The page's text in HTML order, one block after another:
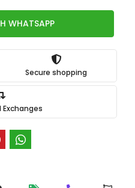
WHATSAPP
Secure shopping